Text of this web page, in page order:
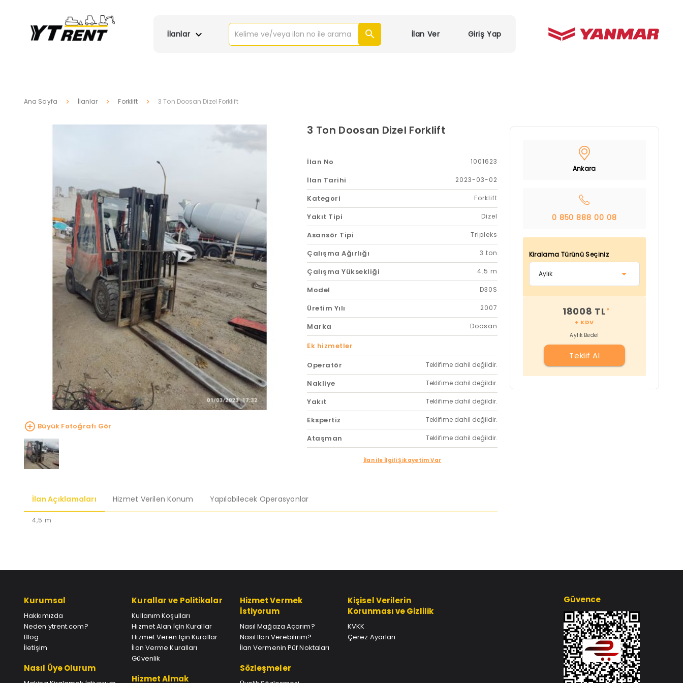
İlanlar İlan Ver Giriş Yap
Ana Sayfa İlanlar Forklift 3 Ton Doosan Dizel Forklift
Büyük Fotoğrafı Gör
3 Ton Doosan Dizel Forklift
İlan No 1001623
İlan Tarihi 2023-03-02
Kategori Forklift
Yakıt Tipi Dizel
Asansör Tipi Tripleks
Çalışma Ağırlığı 3 ton
Çalışma Yüksekliği 4.5 m
Model D30S
Üretim Yılı 2007
Marka Doosan
Ek hizmetler
Operatör
Teklifime dahil değildir.
Nakliye Teklifime dahil değildir.
Yakıt Teklifime dahil değildir.
Ekspertiz Teklifime dahil değildir.
Ataşman Teklifime dahil değildir.
İlan ile İlgili Şikayetim Var
İlan Açıklamaları Hizmet Verilen Konum Yapılabilecek Operasyonlar
4,5 m
Ankara
0 850 888 00 08
Kiralama Türünü Seçiniz
18008 TL*
+ KDV
Aylık Bedel
Teklif Al
Kurumsal
Hakkımızda
Neden ytrent.com?
Blog
İletişim
Nasıl Üye Olurum
Kurallar ve Politikalar
Kullanım Koşulları
Hizmet Alan İçin Kurallar
Hizmet Veren İçin Kurallar
İlan Verme Kuralları
Güvenlik
Hizmet Almak
Hizmet Vermek
İstiyorum
Nasıl Mağaza Açarım?
Nasıl İlan Verebilirim?
İlan Vermenin Püf Noktaları
Sözleşmeler
Kişisel Verilerin
Korunması ve Gizlilik
KVKK
Çerez Ayarları
Güvence